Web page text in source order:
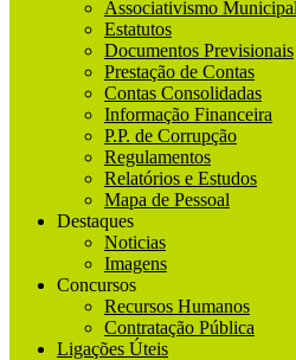
Associativismo Municipal
Estatutos
Documentos Previsionais
Prestação de Contas
Contas Consolidadas
Informação Financeira
P.P. de Corrupção
Regulamentos
Relatórios e Estudos
Mapa de Pessoal
Destaques
Noticias
Imagens
Concursos
Recursos Humanos
Contratação Pública
Ligações Úteis